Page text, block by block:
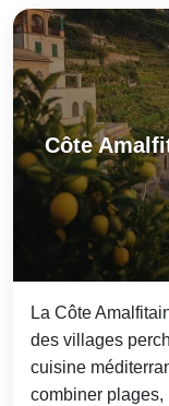
Côte
La Côte
des villages
cuisine
combiner plages,